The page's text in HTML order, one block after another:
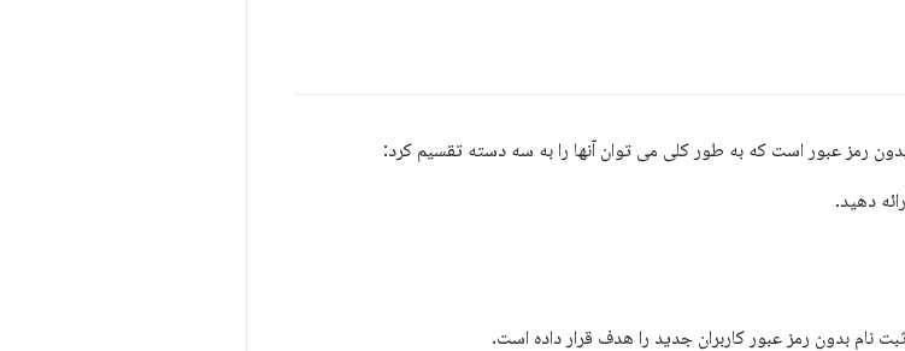
رمز عبور است که به طور کلی می توان آنها را به سه دسته تقسیم کرد:
دهید.
نام بدون رمز عبور کاربران جدید را هدف قرار داده است.